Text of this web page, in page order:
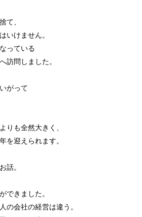
て、
いけません。
っている
訪問しました。
がって
りも全然大きく、
を迎えられます。
話。
できました。
の会社の経営は違う。